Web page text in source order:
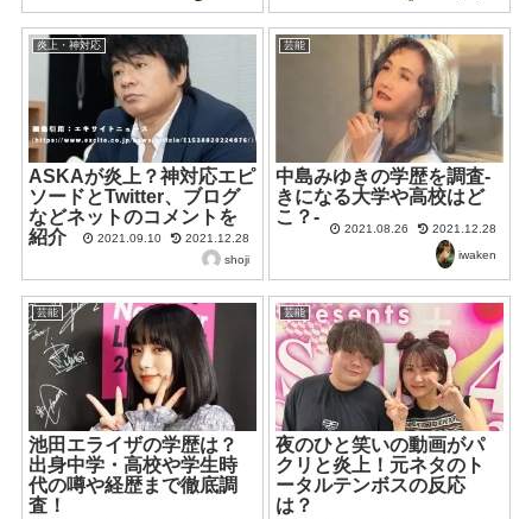
炎上・神対応
ASKAが炎上？神対応エピ
ソードとTwitter、ブログ
などネットのコメントを
紹介
2021.09.10
2021.12.28
shoji
芸能
中島みゆきの学歴を調査-
きになる大学や高校はど
こ？-
2021.08.26
2021.12.28
iwaken
芸能
池田エライザの学歴は？
出身中学・高校や学生時
代の噂や経歴まで徹底調
査！
芸能
夜のひと笑いの動画がパ
クリと炎上！元ネタのト
ータルテンボスの反応
は？